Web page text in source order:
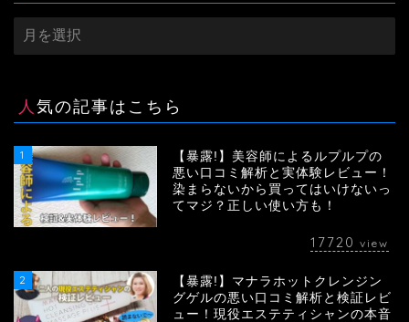
ア
ー
ブ 人気の記事はこちら
1
【暴露!】美容師によるルプルプの
悪い口コミ解析と実体験レビュー！
染まらないから買ってはいけないっ
てマジ？正しい使い方も！
17720 view
2
【暴露!】マナラホットクレンジン
グゲルの悪い口コミ解析と検証レビ
ュー！現役エステティシャンの本音